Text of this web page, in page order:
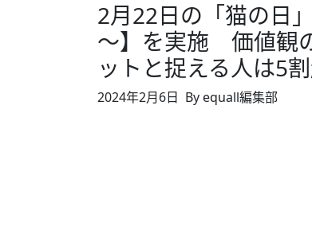
2月22日の「猫の日
～】を実施 価値観
ットと捉える人は5
2024年2月6日 By equall編集部